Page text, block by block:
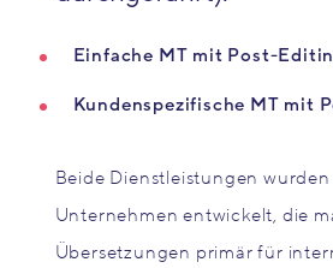
Einfache MT mit Post-
Kundenspezifische MT mit
Beide Dienstleistungen
Unternehmen entwickelt, die
Übersetzungen primär für